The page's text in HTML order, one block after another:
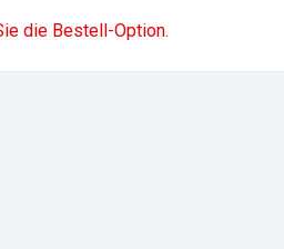
die Bestell-Option.